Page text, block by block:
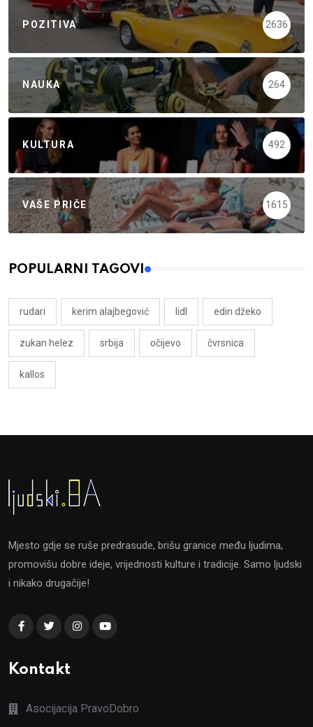
POZITIVA 2636
NAUKA 264
KULTURA 492
VAŠE PRIČE 1615
POPULARNI TAGOVI
rudari kerim alajbegović lidl edin džeko
zukan helez srbija očijevo čvrsnica
kallos
Mjesto gdje se ruše predrasude, brišu granice među ljudima,
promovišu dobre ideje, vrijednosti kulture i tradicije. Samo ljudski
i nikako drugačije!
Kontakt
Asocijacija PravoDobro